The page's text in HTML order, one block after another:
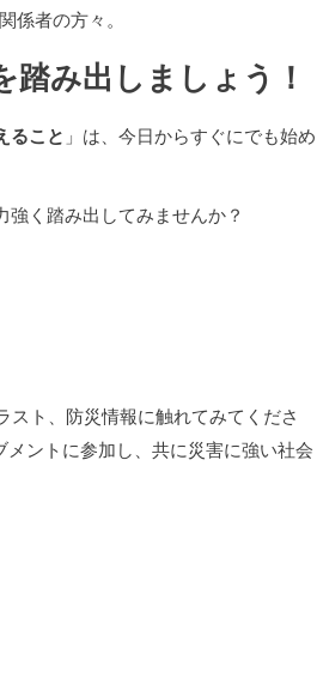
係者の方々。
み出しましょう！
ること 」は、今日からすぐにでも始め
く踏み出してみませんか？
スト、防災情報に触れてみてくださ
ントに参加し、共に災害に強い社会